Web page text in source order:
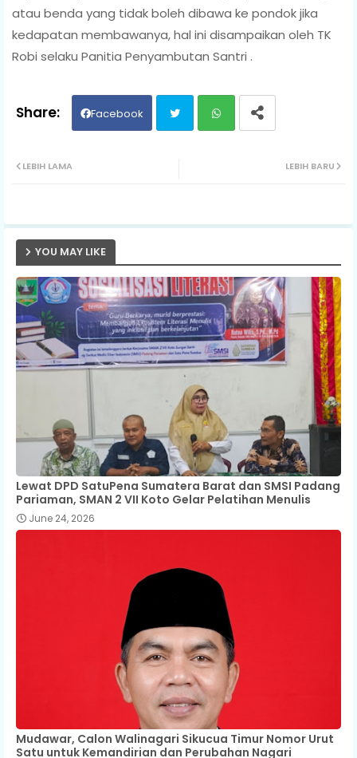
atau benda yang tidak boleh dibawa ke pondok jika
kedapatan membawanya, hal ini disampaikan oleh TK
Robi selaku Panitia Penyambutan Santri .
Facebook
ap
LEBIH BARU
LEBIH LAMA
YOU MAY LIKE
Lewat DPD SatuPena Sumatera Barat dan SMSI Padang
Pariaman, SMAN 2 VII Koto Gelar Pelatihan Menulis
June 24, 2026
Mudawar, Calon Walinagari Sikucua Timur Nomor Urut
Satu untuk Kemandirian dan Perubahan Nagari